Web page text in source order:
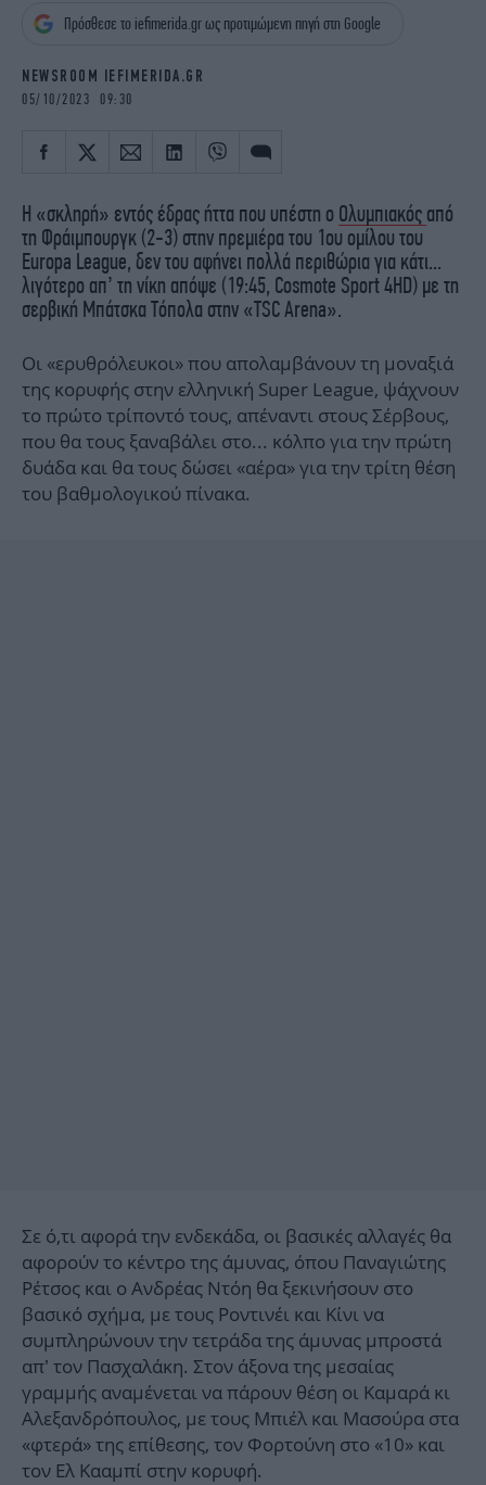
iBOOKS
MEDIA
Πρόσθεσε το iefimerida.gr ως προτιμώμενη πηγή στη Google
NEWSROOM IEFIMERIDA.GR
05/10/2023 09:30
Η «σκληρή» εντός έδρας ήττα που υπέστη ο Ολυμπιακός από
τη Φράιμπουργκ (2-3) στην πρεμιέρα του 1ου ομίλου του
Europa League, δεν του αφήνει πολλά περιθώρια για κάτι...
λιγότερο απ’ τη νίκη απόψε (19:45, Cosmote Sport 4HD) με τη
σερβική Μπάτσκα Τόπολα στην «TSC Arena».
Οι «ερυθρόλευκοι» που απολαμβάνουν τη μοναξιά
της κορυφής στην ελληνική Super League, ψάχνουν
το πρώτο τρίποντό τους, απέναντι στους Σέρβους,
που θα τους ξαναβάλει στο... κόλπο για την πρώτη
δυάδα και θα τους δώσει «αέρα» για την τρίτη θέση
του βαθμολογικού πίνακα.
Σε ό,τι αφορά την ενδεκάδα, οι βασικές αλλαγές θα
αφορούν το κέντρο της άμυνας, όπου Παναγιώτης
Ρέτσος και ο Ανδρέας Ντόη θα ξεκινήσουν στο
βασικό σχήμα, με τους Ροντινέι και Κίνι να
συμπληρώνουν την τετράδα της άμυνας μπροστά
απ’ τον Πασχαλάκη. Στον άξονα της μεσαίας
γραμμής αναμένεται να πάρουν θέση οι Καμαρά κι
Αλεξανδρόπουλος, με τους Μπιέλ και Μασούρα στα
«φτερά» της επίθεσης, τον Φορτούνη στο «10» και
τον Ελ Κααμπί στην κορυφή.